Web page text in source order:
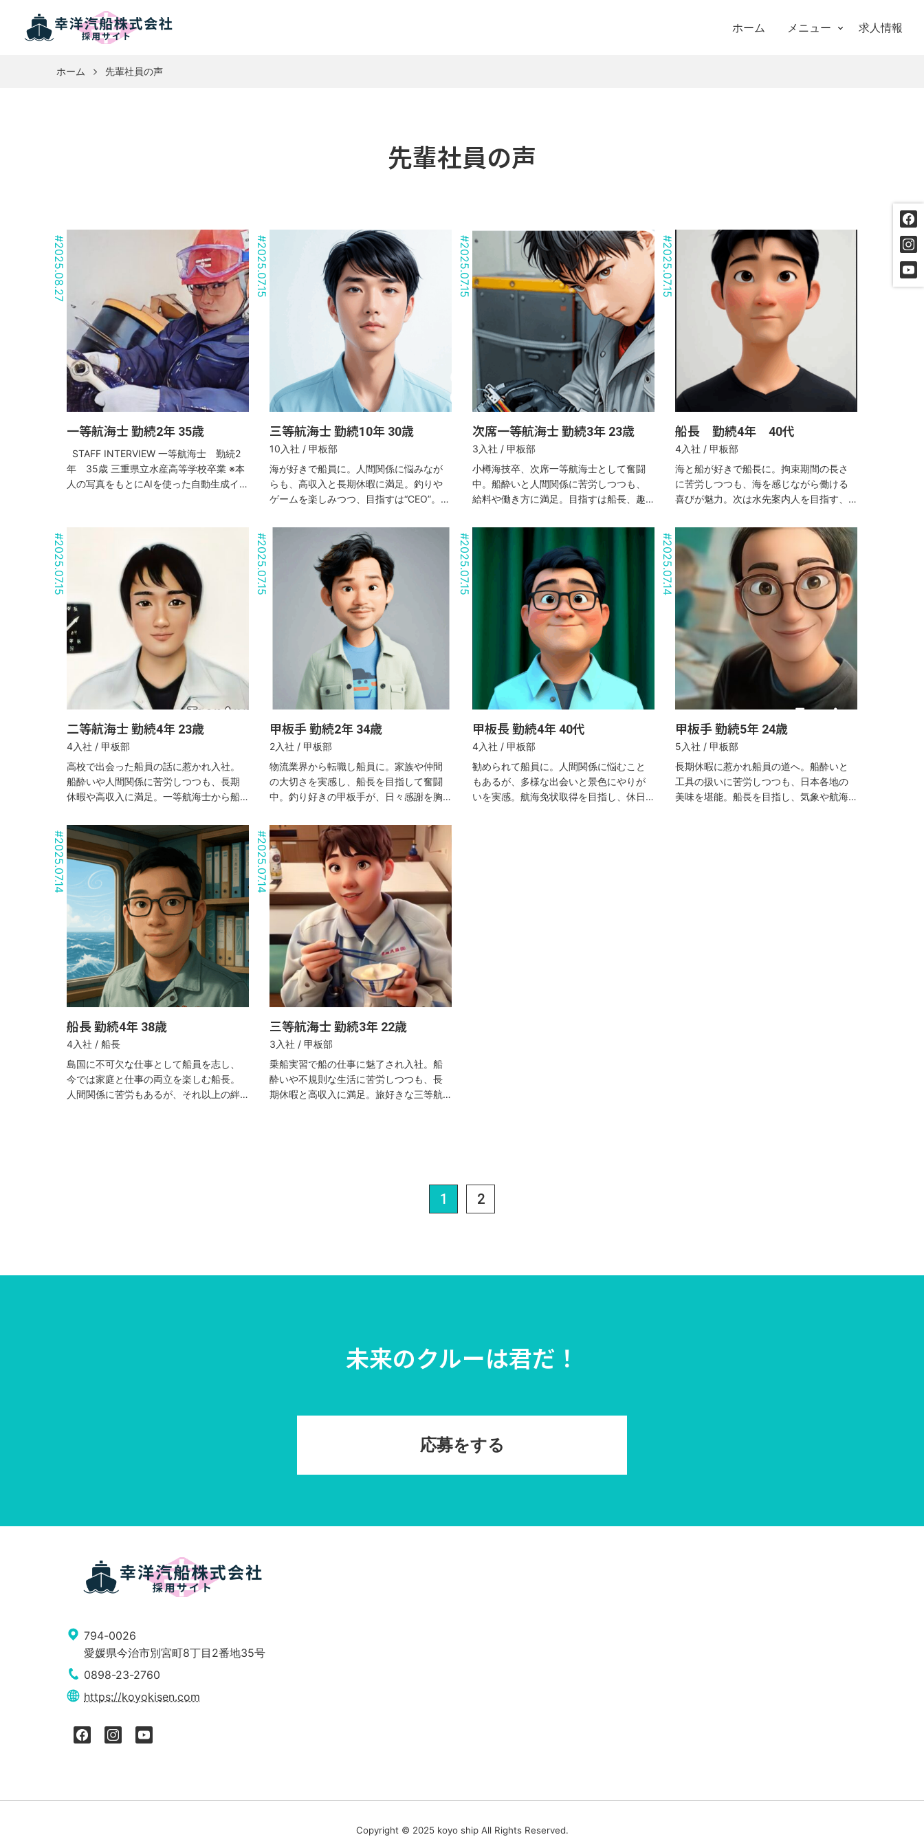
ホーム メニュー 求人情報
ホーム 先輩社員の声
先輩社員の声
一等航海士 勤続2年 35歳
#
2025.08.27
STAFF INTERVIEW 一等航海士 勤続2
年 35歳 三重県立水産高等学校卒業 ※本
人の写真をもとにAIを使った自動生成イメ
三等航海士 勤続10年 30歳
10入社 / 甲板部
#
2025.07.15
海が好きで船員に。人間関係に悩みなが
らも、高収入と長期休暇に満足。釣りや
ゲームを楽しみつつ、目指すは“CEO”。10
次席一等航海士 勤続3年 23歳
3入社 / 甲板部
#
2025.07.15
小樽海技卒、次席一等航海士として奮闘
中。船酔いと人間関係に苦労しつつも、
給料や働き方に満足。目指すは船長、趣
船長 勤続4年 40代
4入社 / 甲板部
#
2025.07.15
海と船が好きで船長に。拘束期間の長さ
に苦労しつつも、海を感じながら働ける
喜びが魅力。次は水先案内人を目指す、
二等航海士 勤続4年 23歳
4入社 / 甲板部
#
2025.07.15
高校で出会った船員の話に惹かれ入社。
船酔いや人間関係に苦労しつつも、長期
休暇や高収入に満足。一等航海士から船
甲板手 勤続2年 34歳
2入社 / 甲板部
#
2025.07.15
物流業界から転職し船員に。家族や仲間
の大切さを実感し、船長を目指して奮闘
中。釣り好きの甲板手が、日々感謝を胸
甲板長 勤続4年 40代
4入社 / 甲板部
#
2025.07.15
勧められて船員に。人間関係に悩むこと
もあるが、多様な出会いと景色にやりが
いを実感。航海免状取得を目指し、休日
甲板手 勤続5年 24歳
5入社 / 甲板部
#
2025.07.14
長期休暇に惹かれ船員の道へ。船酔いと
工具の扱いに苦労しつつも、日本各地の
美味を堪能。船長を目指し、気象や航海
船長 勤続4年 38歳
4入社 / 船長
#
2025.07.14
島国に不可欠な仕事として船員を志し、
今では家庭と仕事の両立を楽しむ船長。
人間関係に苦労もあるが、それ以上の絆
三等航海士 勤続3年 22歳
3入社 / 甲板部
#
2025.07.14
乗船実習で船の仕事に魅了され入社。船
酔いや不規則な生活に苦労しつつも、長
期休暇と高収入に満足。旅好きな三等航
1 2
未来のクルーは君だ！
応募をする
794-0026
愛媛県今治市別宮町8丁目2番地35号
0898-23-2760
https://koyokisen.com
Copyright © 2025 koyo ship All Rights Reserved.